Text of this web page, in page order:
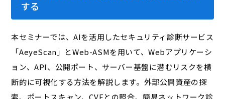
する
本セミナーでは、AIを活用したセキュリティ診断サービス
「AeyeScan」とWeb-ASMを用いて、Webアプリケーシ
ョン、API、公開ポート、サーバー基盤に潜むリスクを横
断的に可視化する方法を解説します。外部公開資産の探
索、ポートスキャン、CVEとの照合、簡易ネットワーク診